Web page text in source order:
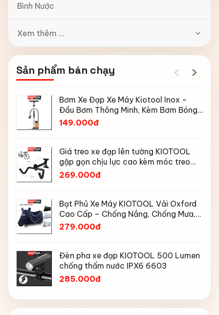
Bình Nước
Xem thêm ...
Sản phẩm bán chạy ‹ ›
Bơm Xe Đạp Xe Máy Kiotool Inox –
Đầu Bơm Thông Minh, Kèm Bơm Bóng,
Đồng Hồ 160 PSI
149.000đ
Giá treo xe đạp lên tường KIOTOOL
gập gọn chịu lực cao kèm móc treo
mũ bảo hiểm
269.000đ
Bạt Phủ Xe Máy KIOTOOL Vải Oxford
Cao Cấp – Chống Nắng, Chống Mưa,
Chống Bụi, Chống Tia UV, Có Phản
279.000đ
Đèn pha xe đạp KIOTOOL 500 Lumen
chống thấm nước IPX6 6603
285.000đ